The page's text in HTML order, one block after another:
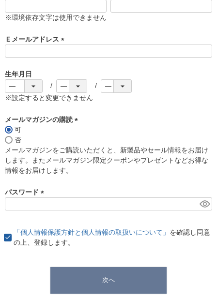
必
)
※環境依存文字は使用できません
Ｅメールアドレス
)
生年月日
※設定すると変更できません
メールマガジンの購読
須
)
可
否
メールマガジンをご購読いただくと、新製品やセール情報をお届け
します。またメールマガジン限定クーポンやプレゼントなどお得な
情報をお届けします。
パスワード
)
「個人情報保護方針と個人情報の取扱いについて」 を確認し同意
の上、登録します。
次へ